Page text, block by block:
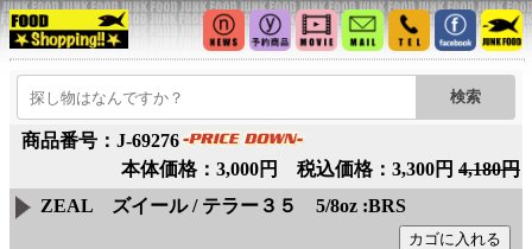
商品番号：J-69276
本体価格：3,000円 税込価格：3,300円 4,180円
ZEAL ズイール / テラー３５ 5/8oz :BRS